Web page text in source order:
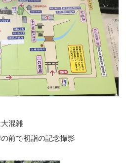
混雑
前で初詣の記念撮影